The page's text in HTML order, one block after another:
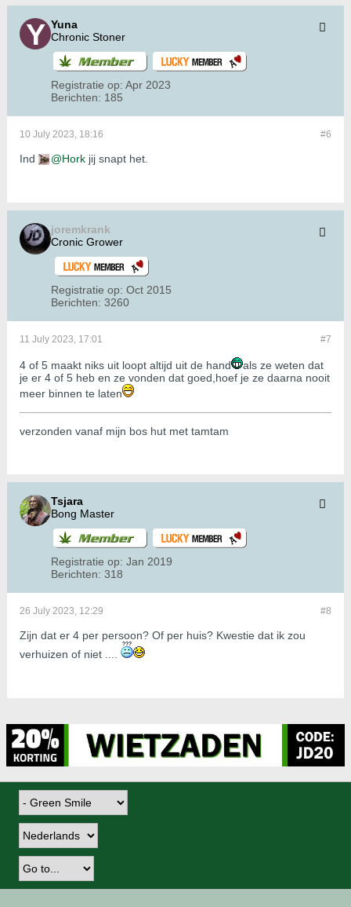
Yuna
Chronic Stoner
Registratie op: Apr 2023
Berichten: 185
#6
10 July 2023, 18:16
Ind Hork jij snapt het.
joremkrank
Cronic Grower
Registratie op: Oct 2015
Berichten: 3260
#7
11 July 2023, 17:01
4 of 5 maakt niks uit loopt altijd uit de hand
als ze weten dat
je er 4 of 5 heb en ze vonden dat goed,hoef je ze daarna nooit
meer binnen te laten
verzonden vanaf mijn bos hut met tamtam
Tsjara
Bong Master
Registratie op: Jan 2019
Berichten: 318
#8
26 July 2023, 12:29
Zijn dat er 4 per persoon? Of per huis? Kwestie dat ik zou
verhuizen of niet ....